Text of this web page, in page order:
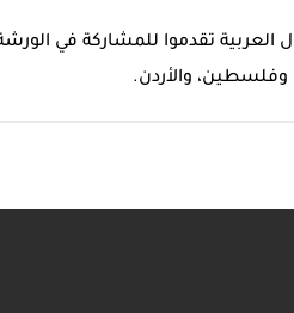
وفلسطين، والأردن.